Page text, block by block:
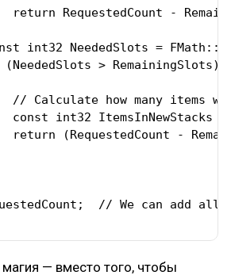
return RequestedCount -
int32 NeededSlots =
(NeededSlots > RemainingSlots)
// Calculate how many items
const int32 ItemsInNewStacks
return (RequestedCount -
// We can add all
— вместо того, чтобы